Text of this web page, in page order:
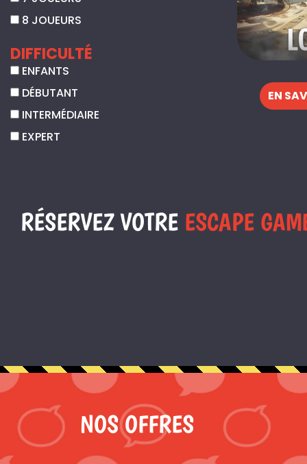
8 JOUEURS
DIFFICULTÉ
ENFANTS
DÉBUTANT
INTERMÉDIAIRE
EXPERT
EN
RÉSERVEZ VOTRE ESCAPE
NOS OFFRES